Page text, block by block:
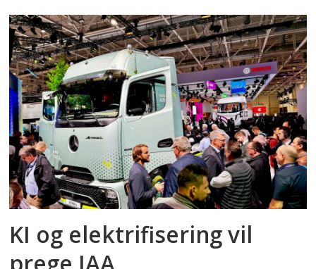
KI og elektrifisering vil
prege IAA